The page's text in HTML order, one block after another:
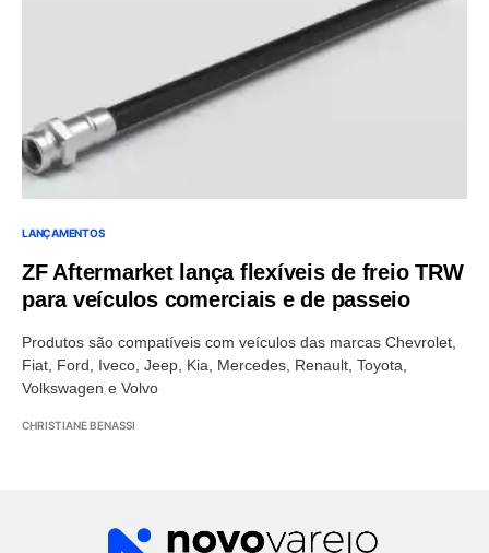
LANÇAMENTOS
ZF Aftermarket lança flexíveis de freio TRW
para veículos comerciais e de passeio
Produtos são compatíveis com veículos das marcas Chevrolet,
Fiat, Ford, Iveco, Jeep, Kia, Mercedes, Renault, Toyota,
Volkswagen e Volvo
CHRISTIANE BENASSI